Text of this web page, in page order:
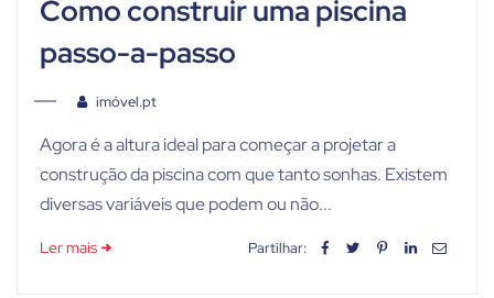
Como construir uma piscina
passo-a-passo
imóvel.pt
Agora é a altura ideal para começar a projetar a
construção da piscina com que tanto sonhas. Existem
diversas variáveis que podem ou não...
Ler mais Partilhar: